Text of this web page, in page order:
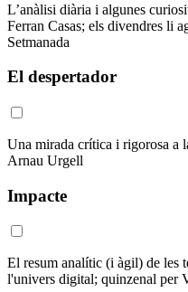
L’anàlisi diària i algunes
Ferran Casas; els divendres li
Setmanada
El despertador
Una mirada crítica i rigorosa a
Arnau Urgell
Impacte
El resum analític (i àgil) de les
l'univers digital; quinzenal per